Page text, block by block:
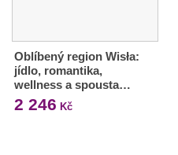
Oblíbený region Wisła:
jídlo, romantika,
wellness a spousta…
2 246 Kč